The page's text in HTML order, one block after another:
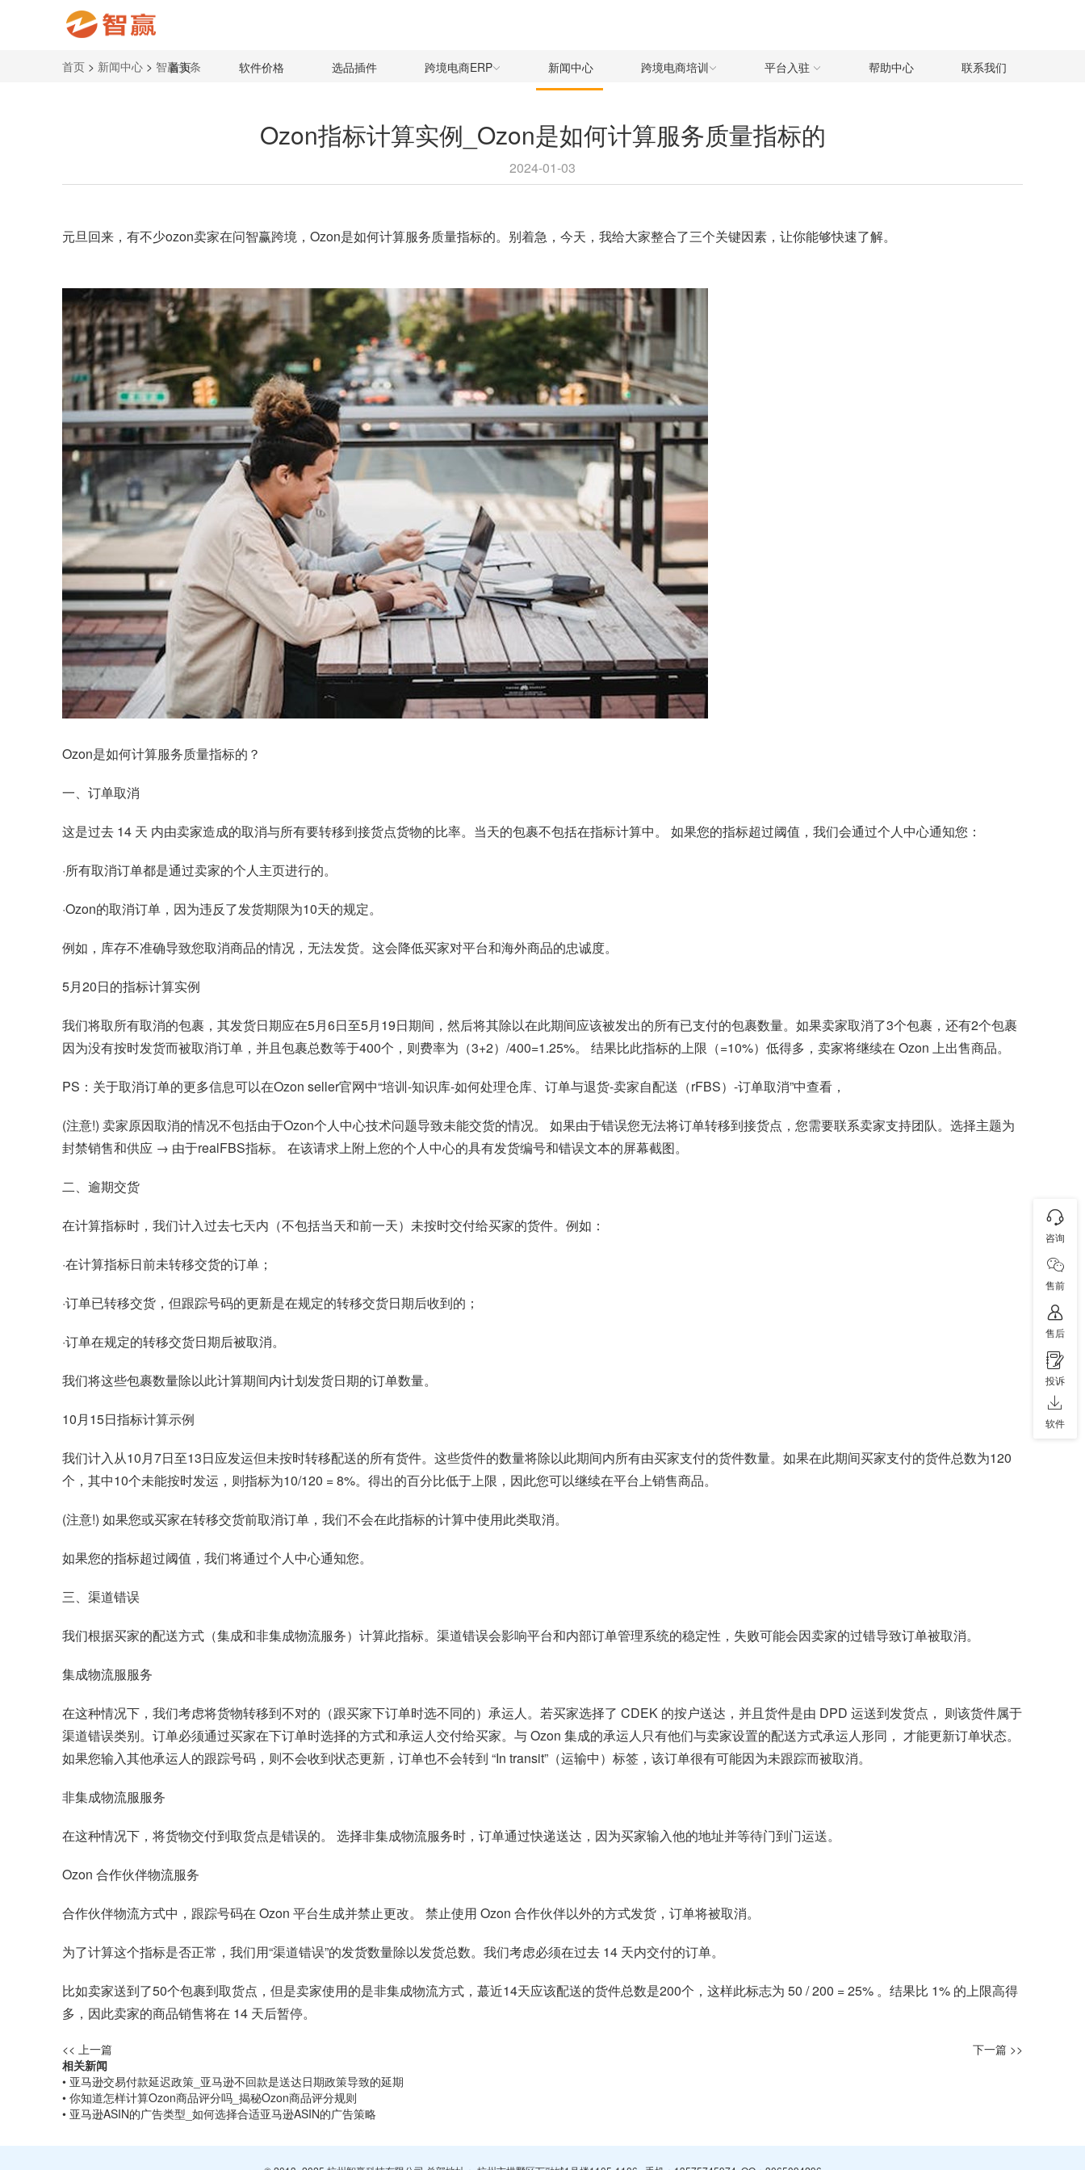
首页 软件价格 选品插件 跨境电商ERP 新闻中心 跨境电商培训 平台入驻 帮助中心 联系我们
首页 > 新闻中心 > 智赢头条
Ozon指标计算实例_Ozon是如何计算服务质量指标的
2024-01-03
元旦回来，有不少ozon卖家在问智赢跨境，Ozon是如何计算服务质量指标的。别着急，今天，我给大家整合了三个关键因素，让你能够快速了解。
Ozon是如何计算服务质量指标的？
一、订单取消
这是过去 14 天 内由卖家造成的取消与所有要转移到接货点货物的比率。当天的包裹不包括在指标计算中。 如果您的指标超过阈值，我们会通过个人中心通知您：
·所有取消订单都是通过卖家的个人主页进行的。
·Ozon的取消订单，因为违反了发货期限为10天的规定。
例如，库存不准确导致您取消商品的情况，无法发货。这会降低买家对平台和海外商品的忠诚度。
5月20日的指标计算实例
我们将取所有取消的包裹，其发货日期应在5月6日至5月19日期间，然后将其除以在此期间应该被发出的所有已支付的包裹数量。如果卖家取消了3个包裹，还有2个包裹
因为没有按时发货而被取消订单，并且包裹总数等于400个，则费率为（3+2）/400=1.25%。 结果比此指标的上限（=10%）低得多，卖家将继续在 Ozon 上出售商品。
PS：关于取消订单的更多信息可以在Ozon seller官网中“培训-知识库-如何处理仓库、订单与退货-卖家自配送（rFBS）-订单取消”中查看，
(注意!) 卖家原因取消的情况不包括由于Ozon个人中心技术问题导致未能交货的情况。 如果由于错误您无法将订单转移到接货点，您需要联系卖家支持团队。选择主题为
封禁销售和供应 → 由于realFBS指标。 在该请求上附上您的个人中心的具有发货编号和错误文本的屏幕截图。
二、逾期交货
在计算指标时，我们计入过去七天内（不包括当天和前一天）未按时交付给买家的货件。例如：
·在计算指标日前未转移交货的订单；
·订单已转移交货，但跟踪号码的更新是在规定的转移交货日期后收到的；
·订单在规定的转移交货日期后被取消。
我们将这些包裹数量除以此计算期间内计划发货日期的订单数量。
10月15日指标计算示例
我们计入从10月7日至13日应发运但未按时转移配送的所有货件。这些货件的数量将除以此期间内所有由买家支付的货件数量。如果在此期间买家支付的货件总数为120
个，其中10个未能按时发运，则指标为10/120 = 8%。得出的百分比低于上限，因此您可以继续在平台上销售商品。
(注意!) 如果您或买家在转移交货前取消订单，我们不会在此指标的计算中使用此类取消。
如果您的指标超过阈值，我们将通过个人中心通知您。
三、渠道错误
我们根据买家的配送方式（集成和非集成物流服务）计算此指标。渠道错误会影响平台和内部订单管理系统的稳定性，失败可能会因卖家的过错导致订单被取消。
集成物流服服务
在这种情况下，我们考虑将货物转移到不对的（跟买家下订单时选不同的）承运人。若买家选择了 CDEK 的按户送达，并且货件是由 DPD 运送到发货点， 则该货件属于
渠道错误类别。订单必须通过买家在下订单时选择的方式和承运人交付给买家。与 Ozon 集成的承运人只有他们与卖家设置的配送方式承运人形同， 才能更新订单状态。
如果您输入其他承运人的跟踪号码，则不会收到状态更新，订单也不会转到 “In transit”（运输中）标签，该订单很有可能因为未跟踪而被取消。
非集成物流服服务
在这种情况下，将货物交付到取货点是错误的。 选择非集成物流服务时，订单通过快递送达，因为买家输入他的地址并等待门到门运送。
Ozon 合作伙伴物流服务
合作伙伴物流方式中，跟踪号码在 Ozon 平台生成并禁止更改。 禁止使用 Ozon 合作伙伴以外的方式发货，订单将被取消。
为了计算这个指标是否正常，我们用“渠道错误”的发货数量除以发货总数。我们考虑必须在过去 14 天内交付的订单。
比如卖家送到了50个包裹到取货点，但是卖家使用的是非集成物流方式，蕞近14天应该配送的货件总数是200个，这样此标志为 50 / 200 = 25% 。结果比 1% 的上限高得
多，因此卖家的商品销售将在 14 天后暂停。
<< 上一篇
下一篇 >>
相关新闻
• 亚马逊交易付款延迟政策_亚马逊不回款是送达日期政策导致的延期
• 你知道怎样计算Ozon商品评分吗_揭秘Ozon商品评分规则
• 亚马逊ASIN的广告类型_如何选择合适亚马逊ASIN的广告策略
咨询
售前
售后
投诉
软件